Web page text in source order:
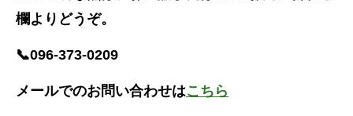
欄よりどうぞ。
📞096-373-0209
メールでのお問い合わせはこちら